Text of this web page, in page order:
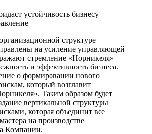
структуре
на усиление управляющей
стремление «Норникеля»
и эффективность бизнеса.
о формировании нового
который возглавит
Таким образом будет
вертикальной структуры
которая объединит все
на производстве
Компании.